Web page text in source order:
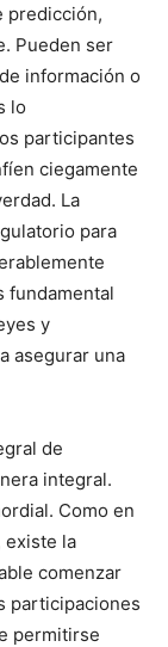
predicción,
Pueden ser
información o
lo
participantes
ciegamente
La
para
fundamental
y
asegurar una
de
integral.
Como en
existe la
comenzar
participaciones
permitirse